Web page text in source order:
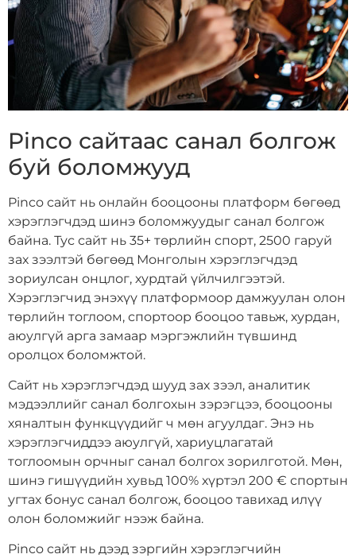
Pinco сайтаас санал болгож
буй боломжууд
Pinco сайт нь онлайн бооцооны платформ бөгөөд
хэрэглэгчдэд шинэ боломжуудыг санал болгож
байна. Тус сайт нь 35+ төрлийн спорт, 2500 гаруй
зах зээлтэй бөгөөд Монголын хэрэглэгчдэд
зориулсан онцлог, хурдтай үйлчилгээтэй.
Хэрэглэгчид энэхүү платформоор дамжуулан олон
төрлийн тоглоом, спортоор бооцоо тавьж, хурдан,
аюулгүй арга замаар мэргэжлийн түвшинд
оролцох боломжтой.
Сайт нь хэрэглэгчдэд шууд зах зээл, аналитик
мэдээллийг санал болгохын зэрэгцээ, бооцооны
хяналтын функцүүдийг ч мөн агуулдаг. Энэ нь
хэрэглэгчиддээ аюулгүй, хариуцлагатай
тоглоомын орчныг санал болгох зорилготой. Мөн,
шинэ гишүүдийн хувьд 100% хүртэл 200 € спортын
угтах бонус санал болгож, бооцоо тавихад илүү
олон боломжийг нээж байна.
Pinco сайт нь дээд зэргийн хэрэглэгчийн